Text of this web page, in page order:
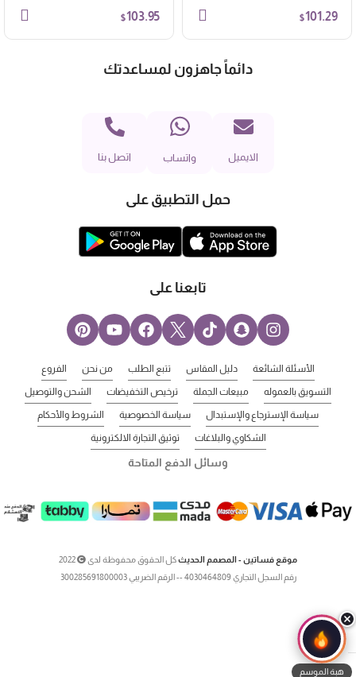
$101.29
$103.95
دائماً جاهزون لمساعدتك
الايميل واتساب اتصل بنا
حمل التطبيق على
تابعنا على
الأسئلة الشائعة دليل المقاس تتبع الطلب من نحن الفروع
التسويق بالعموله مبيعات الجملة ترخيص التخفيضات الشحن والتوصيل
سياسة الإسترجاع والإستبدال سياسة الخصوصية الشروط والأحكام
الشكاوي والبلاغات توثيق التجارة الالكترونية
وسائل الدفع المتاحة
موقع فساتين - المصمم الحديثكل الحقوق محفوظة لدى
2022
رقم السجل التجاري 4030464809 -- الرقم الضريبي 300285691800003
هبة الموسم